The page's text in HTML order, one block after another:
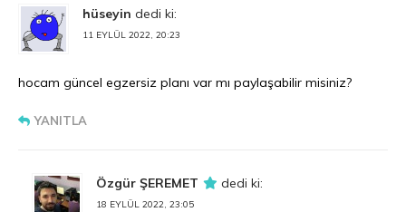
hüseyin dedi ki:
11 EYLÜL 2022, 20:23
hocam güncel egzersiz planı var mı paylaşabilir misiniz?
YANITLA
Özgür ŞEREMET dedi ki:
18 EYLÜL 2022, 23:05